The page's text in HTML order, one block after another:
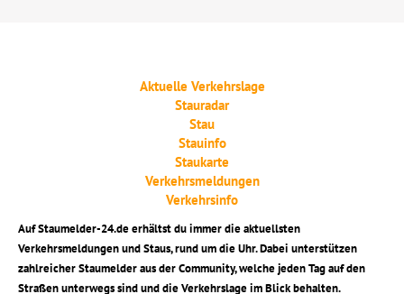
Aktuelle Verkehrslage
Stauradar
Stau
Stauinfo
Staukarte
Verkehrsmeldungen
Verkehrsinfo
Auf Staumelder-24.de erhältst du immer die aktuellsten
Verkehrsmeldungen und Staus, rund um die Uhr. Dabei unterstützen
zahlreicher Staumelder aus der Community, welche jeden Tag auf den
Straßen unterwegs sind und die Verkehrslage im Blick behalten.